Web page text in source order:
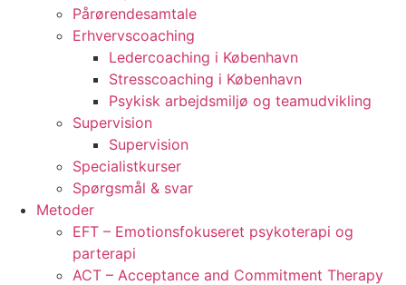
Pårørendesamtale
Erhvervscoaching
Ledercoaching i København
Stresscoaching i København
Psykisk arbejdsmiljø og teamudvikling
Supervision
Supervision
Specialistkurser
Spørgsmål & svar
Metoder
EFT – Emotionsfokuseret psykoterapi og
parterapi
ACT – Acceptance and Commitment Therapy